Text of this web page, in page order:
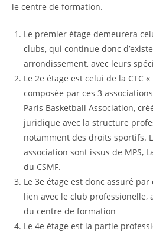
le centre de formation.
Le premier étage demeurera
clubs, qui continue donc
arrondissement, avec leurs
Le 2e étage est celui de la CTC
composée par ces 3
Paris Basketball Association,
juridique avec la structure
notamment des droits sportifs.
association sont issus de MPS,
du CSMF.
Le 3e étage est donc assuré
lien avec le club professionelle,
du centre de formation
Le 4e étage est la partie